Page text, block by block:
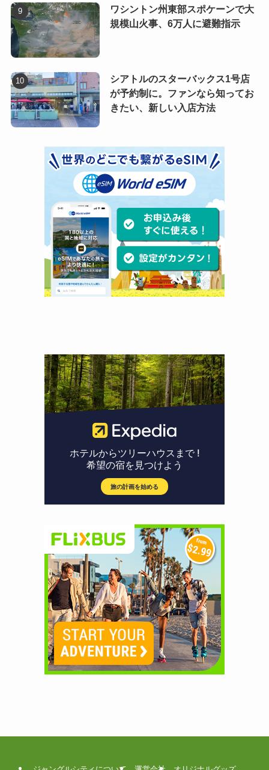
ワシントン州東部スポケーンで大
規模山火事、6万人に避難指示
シアトルのスターバックス1号店
が予約制に。ファンなら知ってお
きたい、新しい入店方法